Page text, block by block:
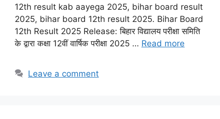
12th result kab aayega 2025, bihar board result
2025, bihar board 12th result 2025. Bihar Board
12th Result 2025 Release: बिहार विद्यालय परीक्षा समिति
के द्वारा कक्षा 12वीं वार्षिक परीक्षा 2025 … Read more
Leave a comment